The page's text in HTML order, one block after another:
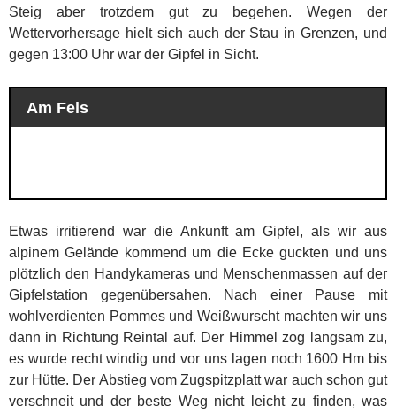
Steig aber trotzdem gut zu begehen. Wegen der
Wettervorhersage hielt sich auch der Stau in Grenzen, und
gegen 13:00 Uhr war der Gipfel in Sicht.
Am Fels
Etwas irritierend war die Ankunft am Gipfel, als wir aus
alpinem Gelände kommend um die Ecke guckten und uns
plötzlich den Handykameras und Menschenmassen auf der
Gipfelstation gegenübersahen. Nach einer Pause mit
wohlverdienten Pommes und Weißwurscht machten wir uns
dann in Richtung Reintal auf. Der Himmel zog langsam zu,
es wurde recht windig und vor uns lagen noch 1600 Hm bis
zur Hütte. Der Abstieg vom Zugspitzplatt war auch schon gut
verschneit und der beste Weg nicht leicht zu finden, was